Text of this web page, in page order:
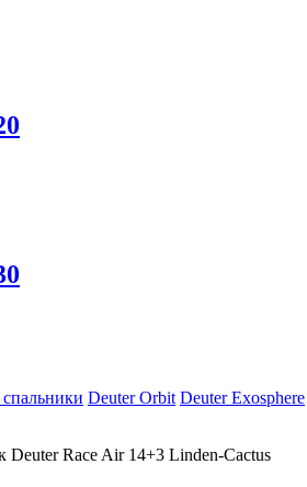
Deuter Orbit Deuter Exosphere
Deuter Race Air 14+3 Linden-Cactus